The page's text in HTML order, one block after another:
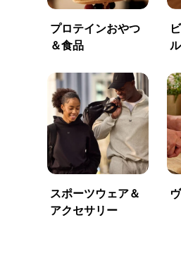
プロテインおやつ
＆食品
ル
スポーツウェア＆
アクセサリー